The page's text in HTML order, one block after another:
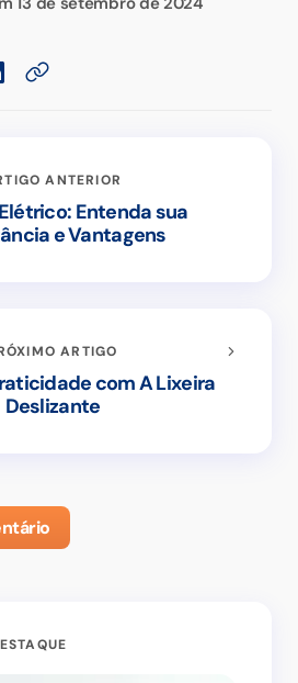
ANTERIOR
Entenda sua
e Vantagens
ARTIGO
com A Lixeira
Deslizante